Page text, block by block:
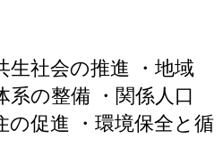
生社会の推進 ・地域
系の整備 ・関係人口
の促進 ・環境保全と循